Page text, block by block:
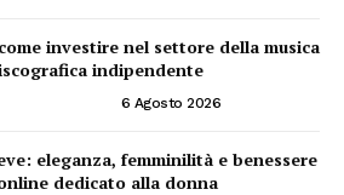
investire nel settore della musica
indipendente
6 Agosto 2026
eleganza, femminilità e benessere
dedicato alla donna